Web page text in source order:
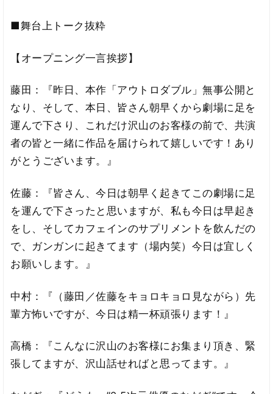
■舞台上トーク抜粋
【オープニング一言挨拶】
藤田：『昨日、本作「アウトロダブル」無事公開と
なり、そして、本日、皆さん朝早くから劇場に足を
運んで下さり、これだけ沢山のお客様の前で、共演
者の皆と一緒に作品を届けられて嬉しいです！あり
がとうございます。』
佐藤：『皆さん、今日は朝早く起きてこの劇場に足
を運んで下さったと思いますが、私も今日は早起き
をし、そしてカフェインのサプリメントを飲んだの
で、ガンガンに起きてます（場内笑）今日は宜しく
お願いします。』
中村：『（藤田／佐藤をキョロキョロ見ながら）先
輩方怖いですが、今日は精一杯頑張ります！』
高橋：『こんなに沢山のお客様にお集まり頂き、緊
張してますが、沢山話せればと思ってます。』